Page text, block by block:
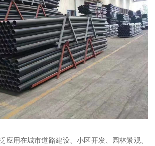
应用在城市道路建设、小区开发、园林景观、